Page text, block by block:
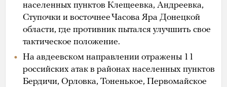
населенных пунктов Клещеевка, Андреевка,
Ступочки и восточнее Часова Яра Донецкой
области, где противник пытался улучшить свое
тактическое положение.
На авдеевском направлении отражены 11
российских атак в районах населенных пунктов
Бердичи, Орловка, Тоненькое, Первомайское